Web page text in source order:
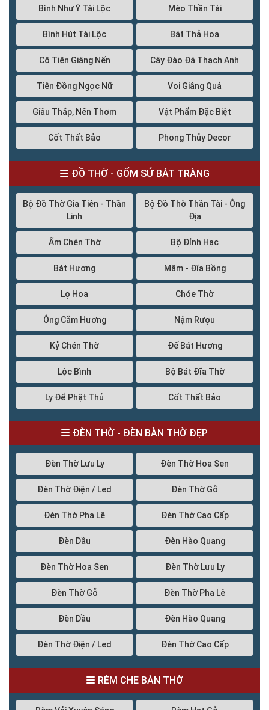
Bình Như Ý Tài Lộc Mèo Thần Tài
Bình Hút Tài Lộc Bát Thả Hoa
Cô Tiên Giâng Nến Cây Đào Đá Thạch Anh
Tiên Đồng Ngọc Nữ Voi Giâng Quả
Giầu Thắp, Nến Thơm Vật Phẩm Đặc Biệt
Cốt Thất Bảo Phong Thủy Decor
ĐỒ THỜ - GỐM SỨ BÁT TRÀNG
Bộ Đồ Thờ Gia Tiên - Thần
Linh
Bộ Đồ Thờ Thần Tài - Ông
Địa
Ấm Chén Thờ Bộ Đỉnh Hạc
Bát Hương Mâm - Đĩa Bồng
Lọ Hoa Chóe Thờ
Ông Cắm Hương Nậm Rượu
Kỷ Chén Thờ Đế Bát Hương
Lộc Bình Bộ Bát Đĩa Thờ
Ly Để Phật Thủ Cốt Thất Bảo
ĐÈN THỜ - ĐÈN BÀN THỜ ĐẸP
Đèn Thờ Lưu Ly Đèn Thờ Hoa Sen
Đèn Thờ Điện / Led Đèn Thờ Gỗ
Đèn Thờ Pha Lê Đèn Thờ Cao Cấp
Đèn Dầu Đèn Hào Quang
Đèn Thờ Hoa Sen Đèn Thờ Lưu Ly
Đèn Thờ Gỗ Đèn Thờ Pha Lê
Đèn Dầu Đèn Hào Quang
Đèn Thờ Điện / Led Đèn Thờ Cao Cấp
RÈM CHE BÀN THỜ